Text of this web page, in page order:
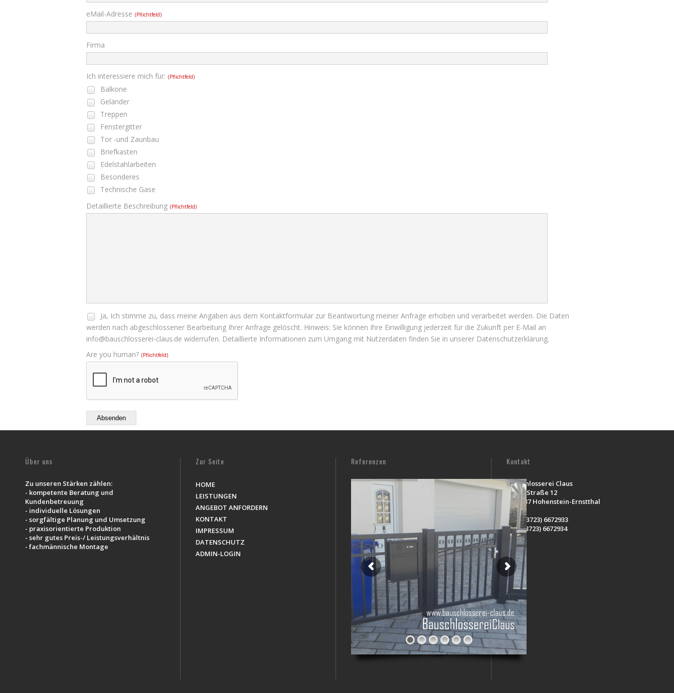
eMail-Adresse (Pflichtfeld)
Firma
Ich interessiere mich für: (Pflichtfeld)
Balkone
Geländer
Treppen
Fenstergitter
Tor -und Zaunbau
Briefkasten
Edelstahlarbeiten
Besonderes
Technische Gase
Detaillierte Beschreibung (Pflichtfeld)
Ja, Ich stimme zu, dass meine Angaben aus dem Kontaktformular zur Beantwortung meiner Anfrage erhoben und verarbeitet werden. Die Daten
werden nach abgeschlossener Bearbeitung Ihrer Anfrage gelöscht. Hinweis: Sie können Ihre Einwilligung jederzeit für die Zukunft per E-Mail an
info@bauschlosserei-claus.de widerrufen. Detaillierte Informationen zum Umgang mit Nutzerdaten finden Sie in unserer Datenschutzerklärung.
Are you human? (Pflichtfeld)
Absenden
Über uns
Zu unseren Stärken zählen:
- kompetente Beratung und
Kundenbetreuung
- individuelle Lösungen
- sorgfältige Planung und Umsetzung
- praxisorientierte Produktion
- sehr gutes Preis-/ Leistungsverhältnis
- fachmännische Montage
Zur Seite
HOME
LEISTUNGEN
ANGEBOT ANFORDERN
KONTAKT
IMPRESSUM
DATENSCHUTZ
ADMIN-LOGIN
Referenzen Kontakt
Bauschlosserei Claus
Kurze Straße 12
D-09337 Hohenstein-Ernstthal
Tel. (03723) 6672933
Fax (03723) 6672934